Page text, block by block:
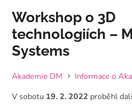
Workshop o 3D
technologiích –
Systems
Akademie DM
Informace o
V sobotu 19. 2. 2022 proběhl